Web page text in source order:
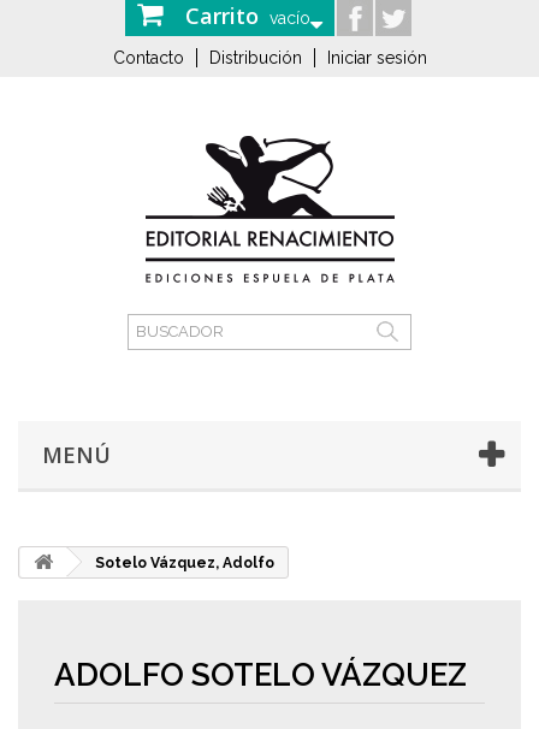
Carrito vacío
Contacto Distribución Iniciar sesión
MENÚ
Sotelo Vázquez, Adolfo
ADOLFO SOTELO VÁZQUEZ